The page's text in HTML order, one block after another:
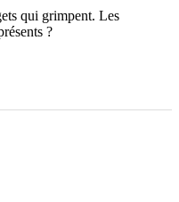
qui grimpent. Les
?